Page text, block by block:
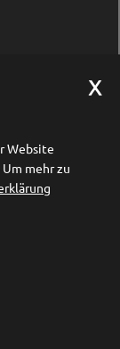
Website
Um mehr zu